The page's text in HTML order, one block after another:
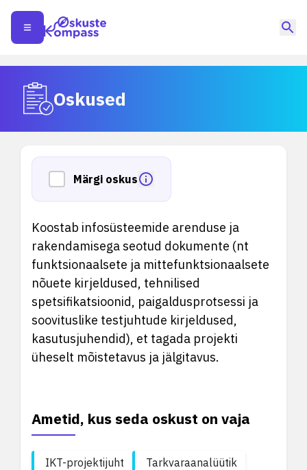
Oskused
Märgi oskus
Koostab infosüsteemide arenduse ja
rakendamisega seotud dokumente (nt
funktsionaalsete ja mittefunktsionaalsete
nõuete kirjeldused, tehnilised
spetsifikatsioonid, paigaldusprotsessi ja
soovituslike testjuhtude kirjeldused,
kasutusjuhendid), et tagada projekti
üheselt mõistetavus ja jälgitavus.
Ametid, kus seda oskust on vaja
IKT-projektijuht
Tarkvaraanalüütik